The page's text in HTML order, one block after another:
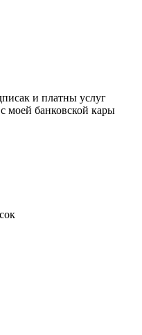
и платны услуг
моей банковской кары